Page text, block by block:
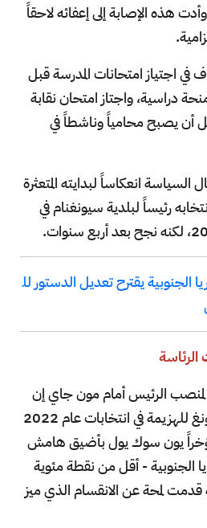
الإصابة إلى إعفائه لاحقاً
في اجتياز امتحانات المدرسة قبل
دراسية، واجتاز امتحان نقابة
في عام 1986 قبل أن يصبح محامياً وناشطاً في
السياسة انعكاساً لبدايته المتعثرة
رئيساً لبلدية سيونغنام في
الجنوبية يقترح تعديل الدستور لل
الرئيس أمام مون جاي إن
في عام 2017، تعرض ميونغ للهزيمة في انتخابات عام 2022
يون سوك يول بأضيق هامش
الجنوبية - أقل من نقطة مئوية
لمحة عن الانقسام الذي ميز